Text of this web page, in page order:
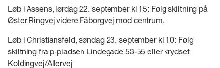
Løb i Assens, lørdag 22. september kl 15: Følg skiltning på
Øster Ringvej videre Fåborgvej mod centrum.
Løb i Christiansfeld, søndag 23. september kl 10: Følg
skiltning fra p-pladsen Lindegade 53-55 eller krydset
Koldingvej/Allervej